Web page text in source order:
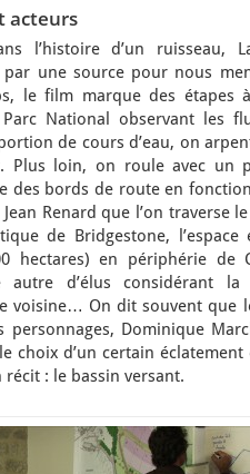
acteurs
l’histoire d’un ruisseau,
par une source pour nous
le film marque des étapes
National observant les
de cours d’eau, on
Plus loin, on roule avec un
des bords de route en
Renard que l’on traverse
de Bridgestone,
hectares) en périphérie de
d’élus considérant la
voisine… On dit souvent que
Dominique
choix d’un certain
: le bassin versant.